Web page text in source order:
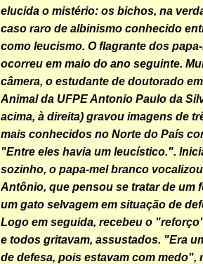
elucida o mistério: os bichos, na
caso raro de albinismo conhecido
como leucismo. O flagrante dos
ocorreu em maio do ano seguinte.
câmera, o estudante de doutorado
Animal da UFPE Antonio Paulo da
acima, à direita) gravou imagens de
mais conhecidos no Norte do País
"Entre eles havia um leucístico.".
sozinho, o papa-mel branco
Antônio, que pensou se tratar de um
um gato selvagem em situação de
Logo em seguida, recebeu o
e todos gritavam, assustados. "Era
de defesa, pois estavam com medo",